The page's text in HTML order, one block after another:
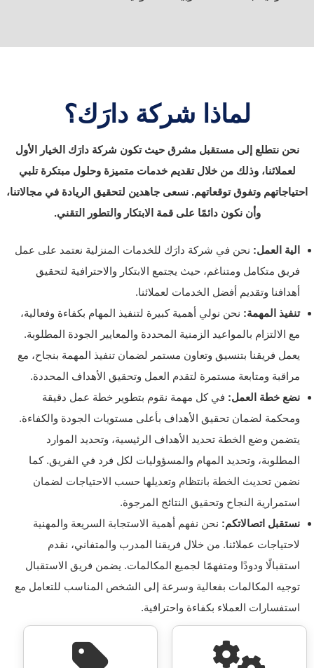
لماذا شركة دارَك؟
نحن نتطلع إلى مستقبل مشرق حيث تكون شركة دارَك الخيار الأول
لعملائنا، وذلك من خلال تقديم خدمات متميزة وحلول مبتكرة تلبي
احتياجاتهم وتفوق توقعاتهم. نسعى جاهدين لتحقيق الريادة في مجالاتنا،
وأن نكون دائمًا على قمة الابتكار والتطور التقني.
الية العمل: نحن في شركة دارَك للخدمات المنزلية نعتمد على عمل
فريق متكامل ومتناغم، حيث يجتمع الابتكار والاحترافية لتحقيق
أهدافنا وتقديم أفضل الخدمات لعملائنا.
تنفيذ المهمة: نحن نولي أهمية كبيرة لتنفيذ المهام بكفاءة وفعالية،
مع الالتزام بالمواعيد الزمنية المحددة والمعايير الجودة المطلوبة.
يعمل فريقنا بتنسيق وتعاون مستمر لضمان تنفيذ المهمة بنجاح، مع
مراقبة ومتابعة مستمرة لتقدم العمل وتحقيق الأهداف المحددة.
نضع خطة العمل: في كل مهمة نقوم بتطوير خطة عمل دقيقة
ومحكمة لضمان تحقيق الأهداف بأعلى مستويات الجودة والكفاءة.
يتضمن وضع الخطة تحديد الأهداف الرئيسية، وتحديد الموارد
المطلوبة، وتحديد المهام والمسؤوليات لكل فرد في الفريق. كما
نضمن تحديث الخطة بانتظام وتعديلها حسب الاحتياجات لضمان
استمرارية النجاح وتحقيق النتائج المرجوة.
نستقبل اتصالاتكم: نحن نفهم أهمية الاستجابة السريعة والمهنية
لاحتياجات عملائنا. من خلال فريقنا المدرب والمتفاني، نقدم
استقبالًا ودودًا ومتفهمًا لجميع المكالمات. يضمن فريق الاستقبال
توجيه المكالمات بفعالية وسرعة إلى الشخص المناسب للتعامل مع
استفسارات العملاء بكفاءة واحترافية.